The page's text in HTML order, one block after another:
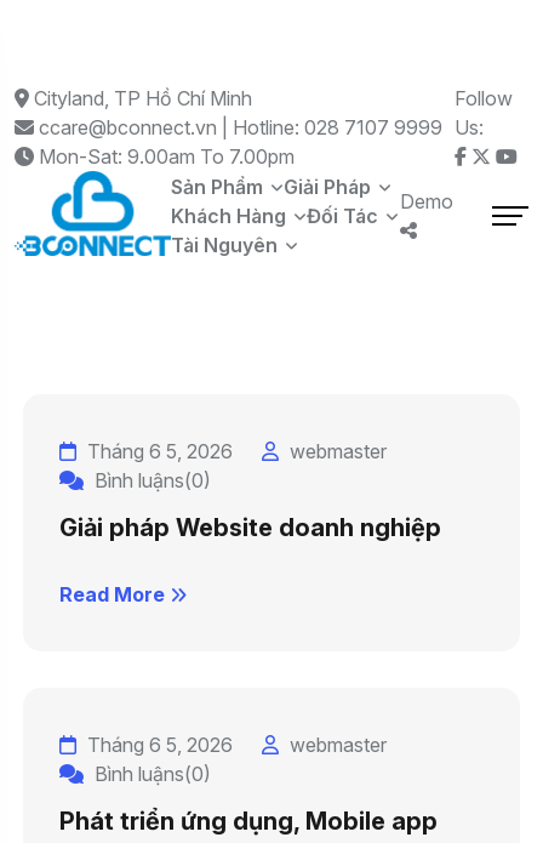
Cityland, TP Hồ Chí Minh
ccare@bconnect.vn | Hotline: 028 7107 9999
Mon-Sat: 9.00am To 7.00pm
Follow
Us:
Sản Phẩm
Giải Pháp
Khách Hàng
Đối Tác
Tài Nguyên
Demo
Tháng 6 5, 2026
webmaster
Bình luậns(0)
Giải pháp Website doanh nghiệp
Read More
Tháng 6 5, 2026
webmaster
Bình luậns(0)
Phát triển ứng dụng, Mobile app